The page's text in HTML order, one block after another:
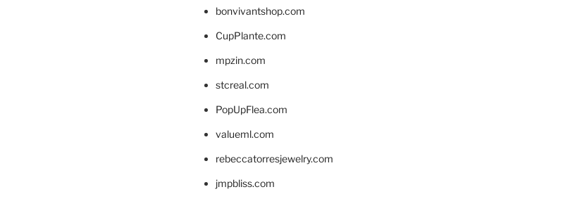
bonvivantshop.com
CupPlante.com
mpzin.com
stcreal.com
PopUpFlea.com
valueml.com
rebeccatorresjewelry.com
jmpbliss.com